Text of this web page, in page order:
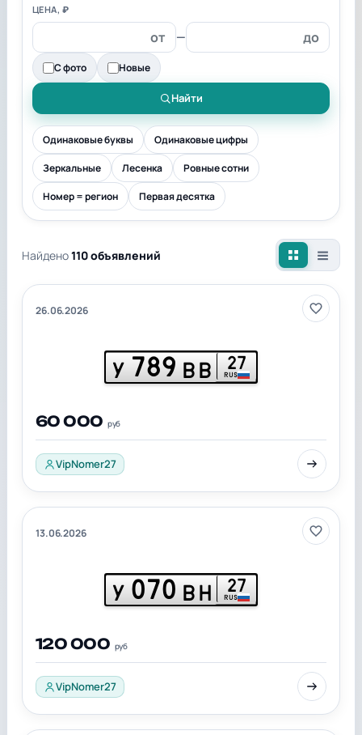
ЦЕНА, ₽
—
С фото Новые
Найти
Одинаковые буквы Одинаковые цифры
Зеркальные Лесенка Ровные сотни
Номер = регион Первая десятка
Найдено110 объявлений
26.06.2026
У 789 ВВ 27
RUS
60 000 руб
VipNomer27
13.06.2026
У 070 ВН 27
RUS
120 000 руб
VipNomer27